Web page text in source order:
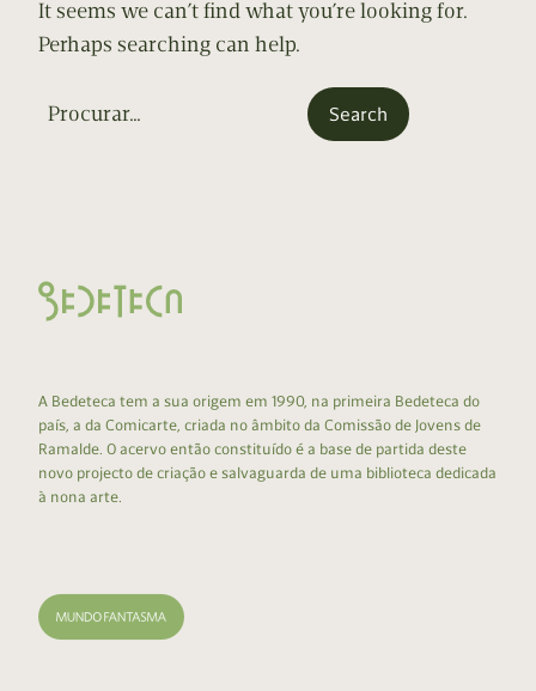
It seems we can’t find what you’re looking for.
Perhaps searching can help.
A Bedeteca tem a sua origem em 1990, na primeira Bedeteca do
país, a da Comicarte, criada no âmbito da Comissão de Jovens de
Ramalde. O acervo então constituído é a base de partida deste
novo projecto de criação e salvaguarda de uma biblioteca dedicada
à nona arte.